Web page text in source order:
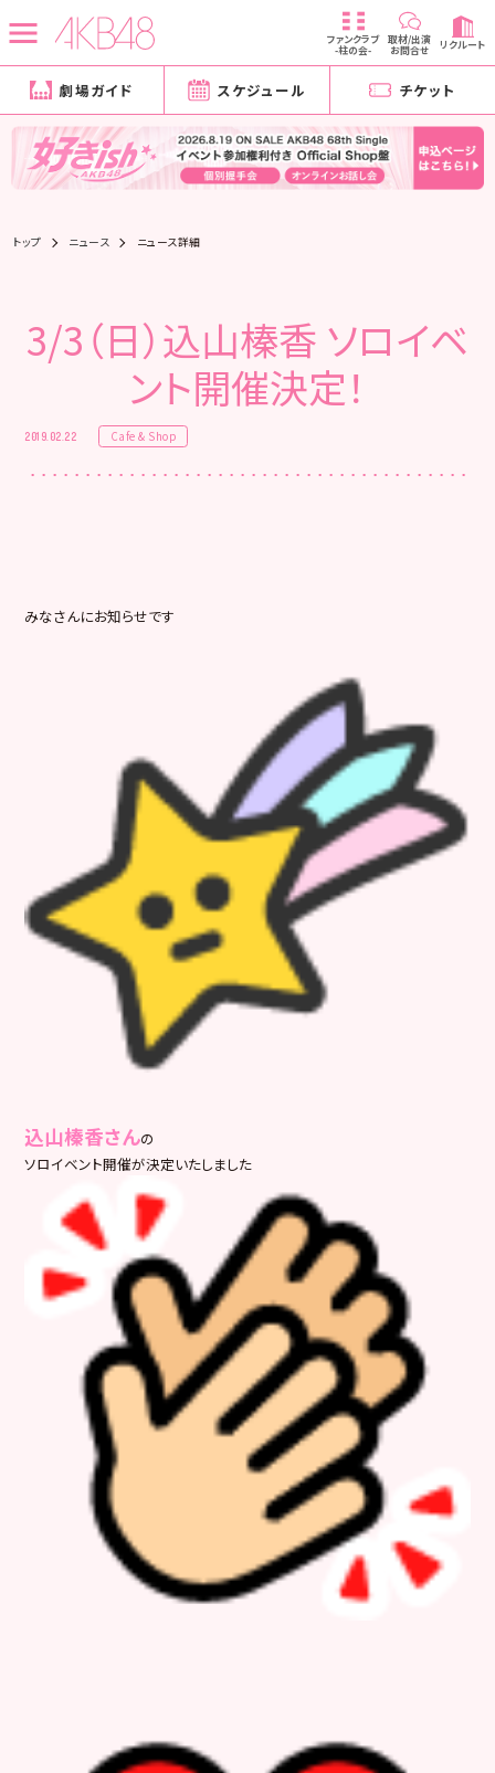
ファンクラブ
-柱の会-
取材/出演
お問合せ リクルート
劇場ガイド スケジュール チケット
トップ ニュース ニュース詳細
3/3（日）込山榛香 ソロイベ
ント開催決定！
2019.02.22 Cafe & Shop
みなさんにお知らせです
込山榛香さんの
ソロイベント開催が決定いたしました